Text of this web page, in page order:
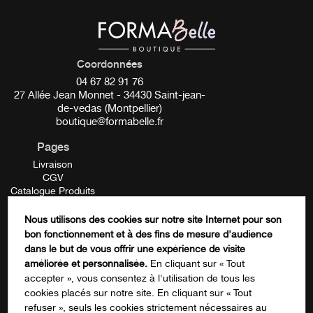
apaisanteset réparatrices, aidant à
peau en profondeur tout en apaisant les irritations. Grâce
à cette synergie d’ingrédients naturels, le Lait
nourritla peau en profondeur, la laissant
douce,soupleet parfaitement hydratée tout au long de la
__________
Plus d’informations :
Lait corps hydratant
Sans effet gras
99% d’ingrédients d’origine naturelle
CertifiéBio
“Excellent” surYuka
Instagram
Ce champ n’est utilisé qu’à des fins de
Coordonnées
04 67 82 91 76
27 Allée Jean Monnet - 34430 Saint-jean-
de-vedas (Montpellier)
boutique@formabelle.fr
Pages
Livraison
CGV
Catalogue Produits
Contactez-nous
FORMATION
Nous utilisons des cookies sur notre site Internet pour son
bon fonctionnement et à des fins de mesure d'audience
dans le but de vous offrir une expérience de visite
améliorée et personnalisée. En cliquant sur « Tout
accepter », vous consentez à l'utilisation de tous les
cookies placés sur notre site. En cliquant sur « Tout
refuser », seuls les cookies strictement nécessaires au